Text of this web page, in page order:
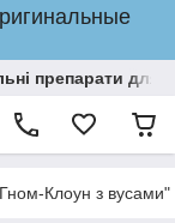
препарати для
Клоун з